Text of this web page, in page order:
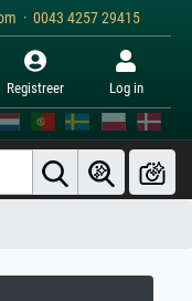
· 0043 4257 29415
Registreer Log in